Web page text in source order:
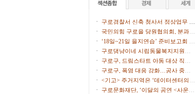
구로경찰서 신축 청사서 정상업무 개
시
국민의힘 구로을 당원협의회, 분과위
원장∙협의회장 임명
‘18일~21일 을지연습’ 준비보고회 개
최
구로댕냥이네 시립동물복지지원센
터 ‘길고양이 사진 공모전’
구로구, 드림스타트 아동 대상 직업
체험 프로그램 운영
구로구, 폭염 대응 강화…공사 중단·
행사 일정 조정
<기고> 주거지역은 ‘데이터센터의
부지’가 아니다
구로문화재단, ‘이달의 공연 <사운드